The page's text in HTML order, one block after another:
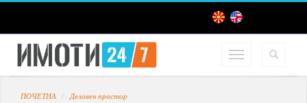
ПОЧЕТНА
Деловен простор